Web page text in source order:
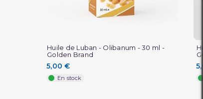
Huile de Luban - Olibanum - 30 ml -
Golden Brand
5,00 €
En stock